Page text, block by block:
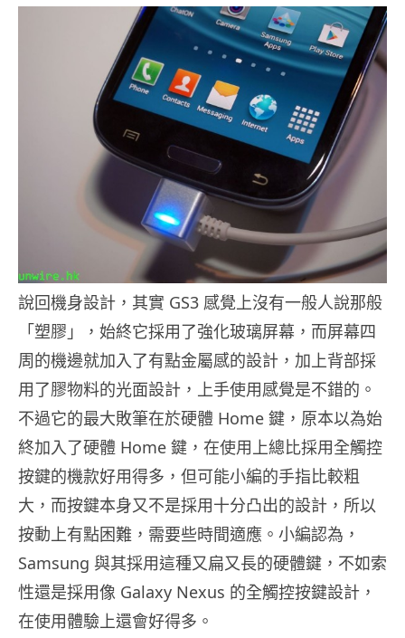
說回機身設計，其實 GS3 感覺上沒有一般人說那般
「塑膠」，始終它採用了強化玻璃屏幕，而屏幕四
周的機邊就加入了有點金屬感的設計，加上背部採
用了膠物料的光面設計，上手使用感覺是不錯的。
不過它的最大敗筆在於硬體 Home 鍵，原本以為始
終加入了硬體 Home 鍵，在使用上總比採用全觸控
按鍵的機款好用得多，但可能小編的手指比較粗
大，而按鍵本身又不是採用十分凸出的設計，所以
按動上有點困難，需要些時間適應。小編認為，
Samsung 與其採用這種又扁又長的硬體鍵，不如索
性還是採用像 Galaxy Nexus 的全觸控按鍵設計，
在使用體驗上還會好得多。